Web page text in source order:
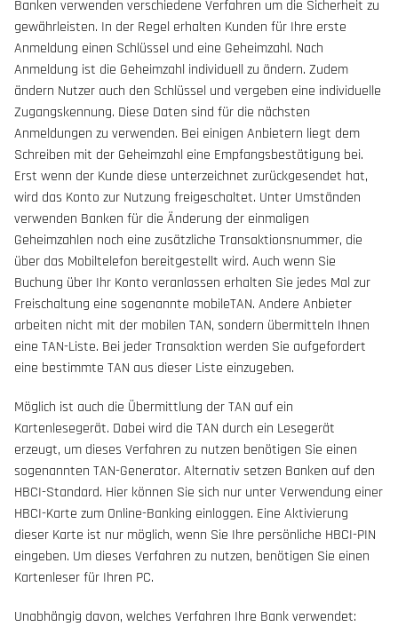
Banken verwenden verschiedene Verfahren um die Sicherheit zu
gewährleisten. In der Regel erhalten Kunden für Ihre erste
Anmeldung einen Schlüssel und eine Geheimzahl. Nach
Anmeldung ist die Geheimzahl individuell zu ändern. Zudem
ändern Nutzer auch den Schlüssel und vergeben eine individuelle
Zugangskennung. Diese Daten sind für die nächsten
Anmeldungen zu verwenden. Bei einigen Anbietern liegt dem
Schreiben mit der Geheimzahl eine Empfangsbestätigung bei.
Erst wenn der Kunde diese unterzeichnet zurückgesendet hat,
wird das Konto zur Nutzung freigeschaltet. Unter Umständen
verwenden Banken für die Änderung der einmaligen
Geheimzahlen noch eine zusätzliche Transaktionsnummer, die
über das Mobiltelefon bereitgestellt wird. Auch wenn Sie
Buchung über Ihr Konto veranlassen erhalten Sie jedes Mal zur
Freischaltung eine sogenannte mobileTAN. Andere Anbieter
arbeiten nicht mit der mobilen TAN, sondern übermitteln Ihnen
eine TAN-Liste. Bei jeder Transaktion werden Sie aufgefordert
eine bestimmte TAN aus dieser Liste einzugeben.
Möglich ist auch die Übermittlung der TAN auf ein
Kartenlesegerät. Dabei wird die TAN durch ein Lesegerät
erzeugt, um dieses Verfahren zu nutzen benötigen Sie einen
sogenannten TAN-Generator. Alternativ setzen Banken auf den
HBCI-Standard. Hier können Sie sich nur unter Verwendung einer
HBCI-Karte zum Online-Banking einloggen. Eine Aktivierung
dieser Karte ist nur möglich, wenn Sie Ihre persönliche HBCI-PIN
eingeben. Um dieses Verfahren zu nutzen, benötigen Sie einen
Kartenleser für Ihren PC.
Unabhängig davon, welches Verfahren Ihre Bank verwendet: